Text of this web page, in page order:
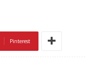
Pinterest